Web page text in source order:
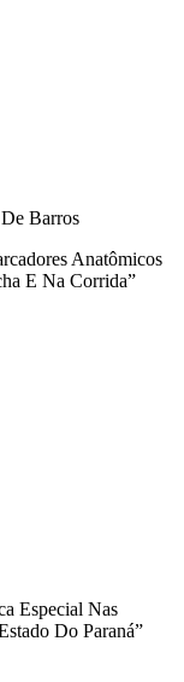
Barros
Anatômicos
E Na Corrida”
Especial Nas
Do Paraná”